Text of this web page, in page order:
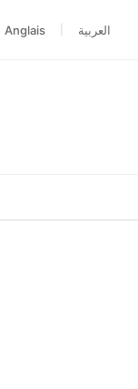
Anglais العربية